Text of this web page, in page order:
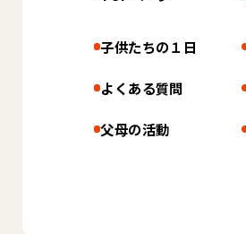
子供たちの１日
よくある質問
父母の活動